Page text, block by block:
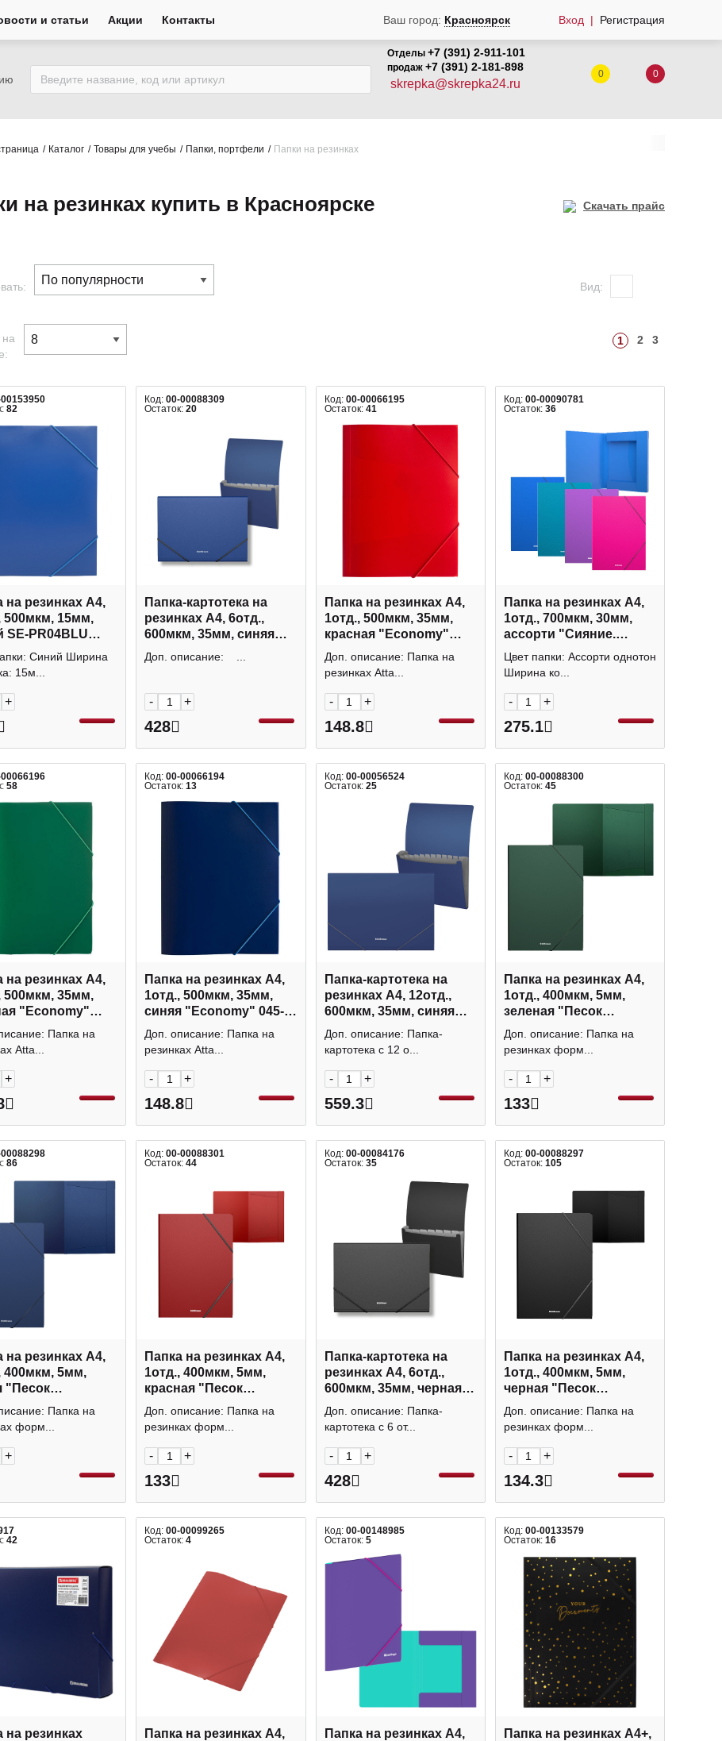
и статьи Акции Контакты Ваш город: Красноярск Вход Регистрация
Отделы +7 (391) 2-911-101
продаж +7 (391) 2-181-898
skrepka@skrepka24.ru
0 0
Каталог Товары для учебы Папки, портфели Папки на резинках
на резинках купить в Красноярске Скачать прайс
Вид:
на
1 2 3
82
на резинках А4,
500мкм, 15мм,
SE-PR04BLU
Синий Ширина
15м...
+
Код:00-00088309
Остаток:20
Папка-картотека на
резинках А4, 6отд.,
600мкм, 35мм, синяя
"Песок Классика" 50415
Erich Krause
Доп. описание: ...
- +
428
Код: 00-00066195
Остаток: 41
Папка на резинках А4,
1отд., 500мкм, 35мм,
красная "Economy"
045-PR-E Attache
Доп. описание: Папка на
резинках Atta...
- +
148.8
Код: 00-00090781
Остаток: 36
Папка на резинках А4,
1отд., 700мкм, 30мм,
ассорти "Сияние.
Алмаз" 50382 Erich
Krause
Цвет папки: Ассорти однотон
Ширина ко...
- +
275.1
58
на резинках А4,
500мкм, 35мм,
"Economy"
E AttacheПапка на
Atta...
+
Код:00-00066194
Остаток:13
Папка на резинках А4,
1отд., 500мкм, 35мм,
синяя "Economy" 045-
PR-E Attache
Доп. описание: Папка на
резинках Atta...
- +
148.8
Код: 00-00056524
Остаток: 25
Папка-картотека на
резинках А4, 12отд.,
600мкм, 35мм, синяя
"Песок Классика"
43040/50417 Erich Kraus
Доп. описание: Папка-
картотека с 12 о...
- +
559.3
Код: 00-00088300
Остаток: 45
Папка на резинках А4,
1отд., 400мкм, 5мм,
зеленая "Песок
Классика" 53323/47191
Erich Krause
Доп. описание: Папка на
резинках форм...
- +
133
86
на резинках А4,
400мкм, 5мм,
"Песок
53322 Erich
Папка на
форм...
+
Код:00-00088301
Остаток:44
Папка на резинках А4,
1отд., 400мкм, 5мм,
красная "Песок
Классика" 53324 Erich
Krause
Доп. описание: Папка на
резинках форм...
- +
133
Код: 00-00084176
Остаток: 35
Папка-картотека на
резинках А4, 6отд.,
600мкм, 35мм, черная
"Песок Классика" 50414
Erich Krause
Доп. описание: Папка-
картотека с 6 от...
- +
428
Код: 00-00088297
Остаток: 105
Папка на резинках А4,
1отд., 400мкм, 5мм,
черная "Песок
Классика" 53321 Erich
Krause
Доп. описание: Папка на
резинках форм...
- +
134.3
42
на резинках
Код:00-00099265
Остаток:4
Папка на резинках А4,
Код: 00-00148985
Остаток: 5
Папка на резинках А4,
Код: 00-00133579
Остаток: 16
Папка на резинках А4+,